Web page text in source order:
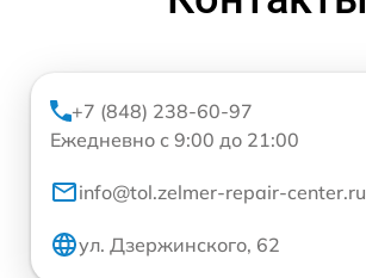
+7 (848) 238-60-97
Ежедневно с 9:00 до 21:00
info@tol.zelmer-repair-center.ru
ул. Дзержинского, 62